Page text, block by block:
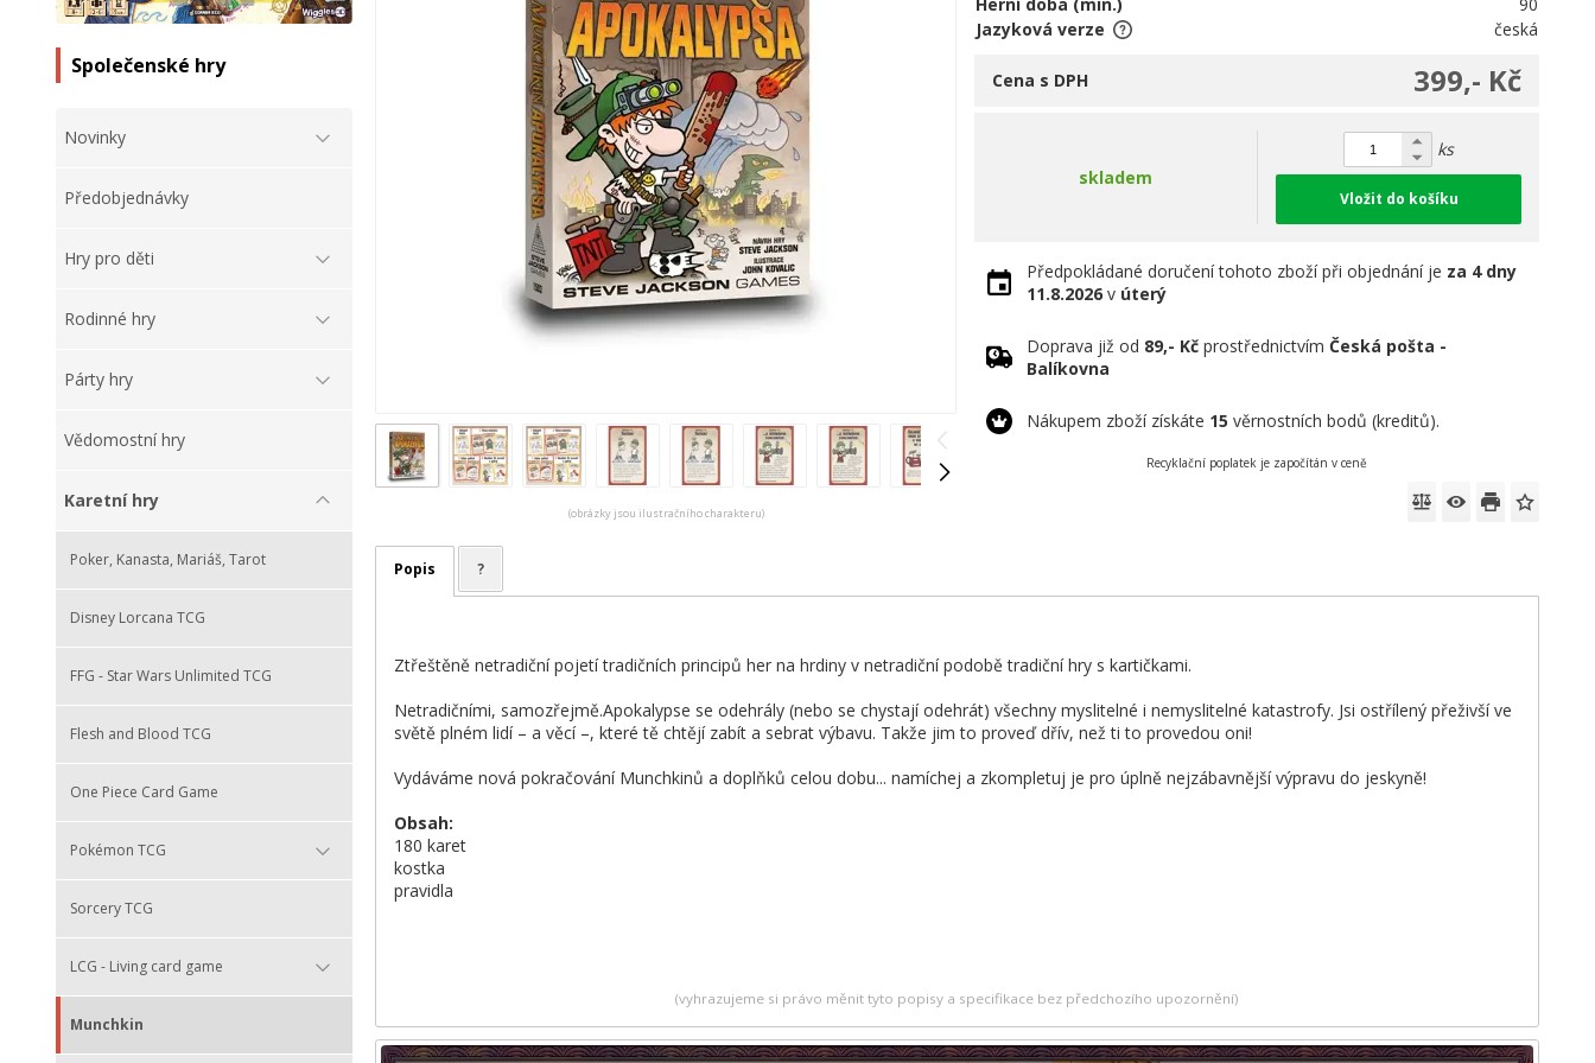
Společenské hry
Novinky
Předobjednávky
Hry pro děti
Rodinné hry
Párty hry
Vědomostní hry
Karetní hry
Poker, Kanasta, Mariáš, Tarot
Disney Lorcana TCG
FFG - Star Wars Unlimited TCG
Flesh and Blood TCG
One Piece Card Game
Pokémon TCG
Sorcery TCG
LCG - Living card game
Munchkin
(obrázky jsou ilustračního charakteru)
Herní doba (min.)
90
Jazyková verze
česká
399,- Kč
Cena s DPH
skladem
ks
Vložit do košíku
Předpokládané doručení tohoto zboží při objednání je za 4 dny
11.8.2026 v úterý
Doprava již od 89,- Kč prostřednictvímČeská pošta -
Balíkovna
Nákupem zboží získáte 15 věrnostních bodů (kreditů).
Recyklační poplatek je započítán v ceně
Popis ?
Ztřeštěně netradiční pojetí tradičních principů her na hrdiny v netradiční podobě tradiční hry s kartičkami.
Netradičními, samozřejmě.Apokalypse se odehrály (nebo se chystají odehrát) všechny myslitelné i nemyslitelné katastrofy. Jsi ostřílený přeživší ve
světě plném lidí – a věcí –, které tě chtějí zabít a sebrat výbavu. Takže jim to proveď dřív, než ti to provedou oni!
Vydáváme nová pokračování Munchkinů a doplňků celou dobu... namíchej a zkompletuj je pro úplně nejzábavnější výpravu do jeskyně!
Obsah:
180 karet
kostka
pravidla
(vyhrazujeme si právo měnit tyto popisy a specifikace bez předchozího upozornění)